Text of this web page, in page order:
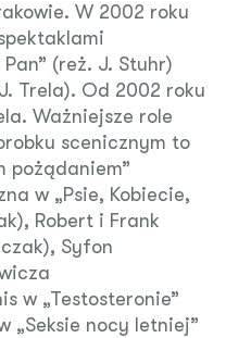
W 2002 roku
(reż. J. Stuhr)
Trela). Od 2002 roku
Ważniejsze role
scenicznym to
pożądaniem”
w „Psie, Kobiecie,
Robert i Frank
Syfon
w „Testosteronie”
„Seksie nocy letniej”